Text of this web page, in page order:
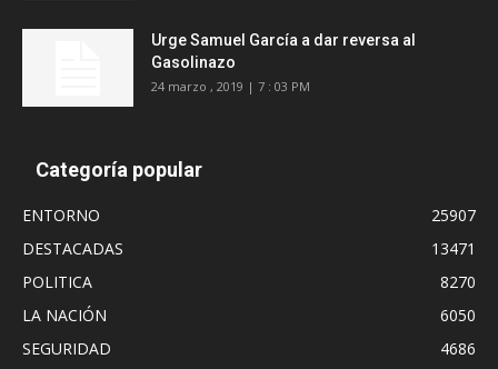
Urge Samuel García a dar reversa al
Gasolinazo
24 marzo , 2019 | 7 : 03 PM
Categoría popular
ENTORNO
25907
DESTACADAS
13471
POLITICA
8270
LA NACIÓN
6050
SEGURIDAD
4686